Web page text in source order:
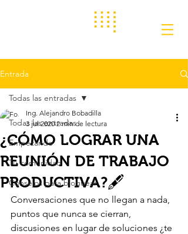
Entrada
Todas las entradas
Empezando
Tu comunidad
Consejos para bloguear
Todas las entradas
¿CÓMO LOGRAR UNA
REUNIÓN DE TRABAJO
PRODUCTIVA?🖋
Ing. Alejandro Bobadilla
3 jul 2020 2 min de lectura
Conversaciones que no llegan a nada,
puntos que nunca se cierran,
discusiones en lugar de soluciones ¿te